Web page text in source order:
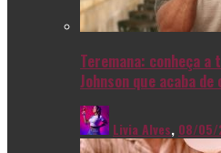
Teremana: conheça a
Johnson que acaba
Livia Alves, 08/05/